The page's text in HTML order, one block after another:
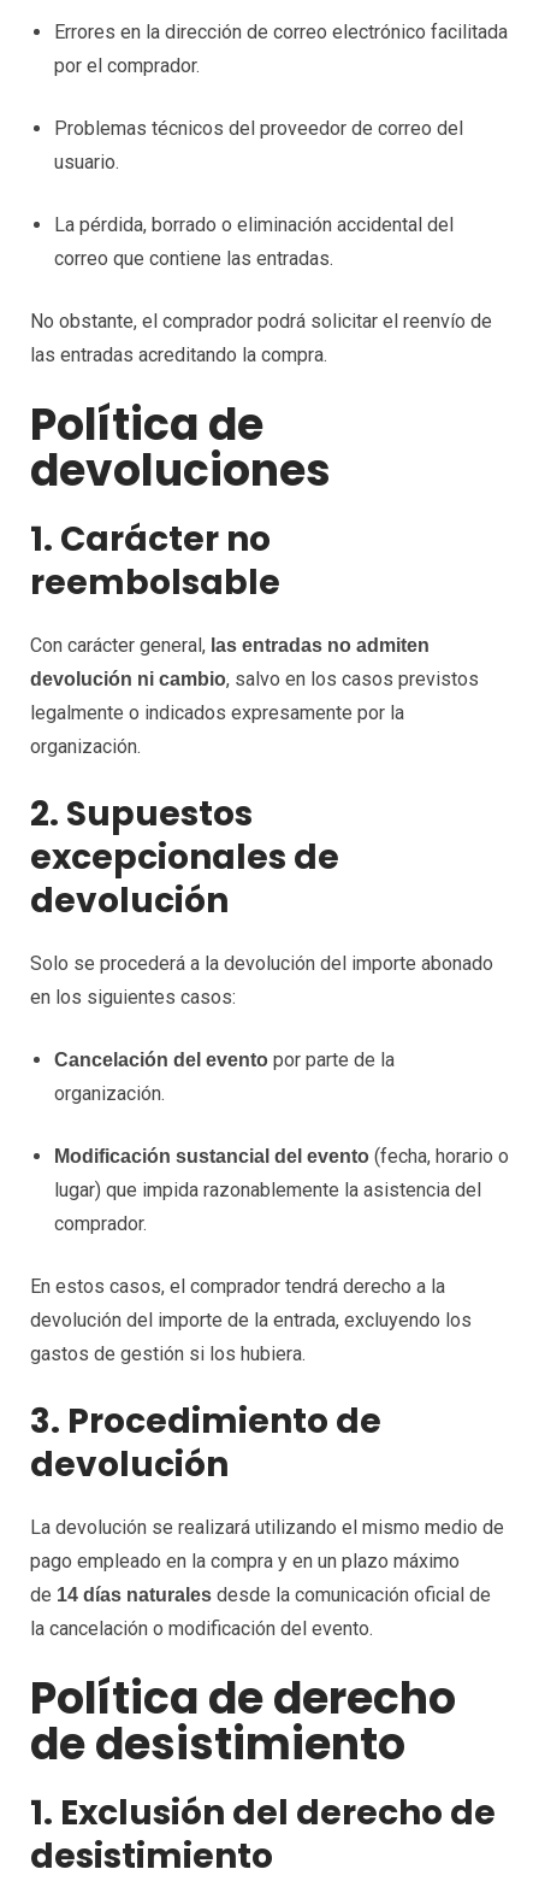
Errores en la dirección de correo electrónico facilitada
por el comprador.
Problemas técnicos del proveedor de correo del
usuario.
La pérdida, borrado o eliminación accidental del
correo que contiene las entradas.
No obstante, el comprador podrá solicitar el reenvío de
las entradas acreditando la compra.
Política de
devoluciones
1. Carácter no
reembolsable
Con carácter general, las entradas no admiten
devolución ni cambio, salvo en los casos previstos
legalmente o indicados expresamente por la
organización.
2. Supuestos
excepcionales de
devolución
Solo se procederá a la devolución del importe abonado
en los siguientes casos:
Cancelación del evento por parte de la
organización.
Modificación sustancial del evento (fecha, horario o
lugar) que impida razonablemente la asistencia del
comprador.
En estos casos, el comprador tendrá derecho a la
devolución del importe de la entrada, excluyendo los
gastos de gestión si los hubiera.
3. Procedimiento de
devolución
La devolución se realizará utilizando el mismo medio de
pago empleado en la compra y en un plazo máximo
de 14 días naturales desde la comunicación oficial de
la cancelación o modificación del evento.
Política de derecho
de desistimiento
1. Exclusión del derecho de
desistimiento